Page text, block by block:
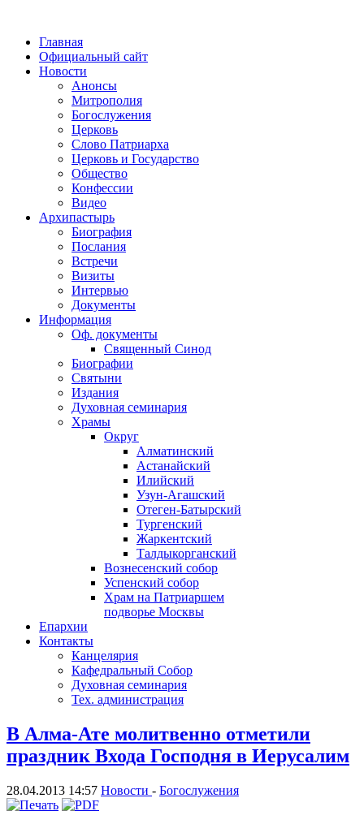
Главная
Официальный сайт
Новости
Анонсы
Митрополия
Богослужения
Церковь
Слово Патриарха
Церковь и Государство
Общество
Конфессии
Видео
Архипастырь
Биография
Послания
Встречи
Визиты
Интервью
Документы
Информация
Оф. документы
Священный Синод
Биографии
Святыни
Издания
Духовная семинария
Храмы
Округ
Алматинский
Астанайский
Илийский
Узун-Агашский
Отеген-Батырский
Тургенский
Жаркентский
Талдыкорганский
Вознесенский собор
Успенский собор
Храм на Патриаршем
подворье Москвы
Епархии
Контакты
Канцелярия
Кафедральный Собор
Духовная семинария
Тех. администрация
В Алма-Ате молитвенно отметили
праздник Входа Господня в Иерусалим
28.04.2013 14:57 Новости - Богослужения